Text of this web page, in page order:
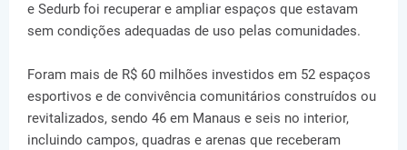
e Sedurb foi recuperar e ampliar espaços que estavam
sem condições adequadas de uso pelas comunidades.
Foram mais de R$ 60 milhões investidos em 52 espaços
esportivos e de convivência comunitários construídos ou
revitalizados, sendo 46 em Manaus e seis no interior,
incluindo campos, quadras e arenas que receberam